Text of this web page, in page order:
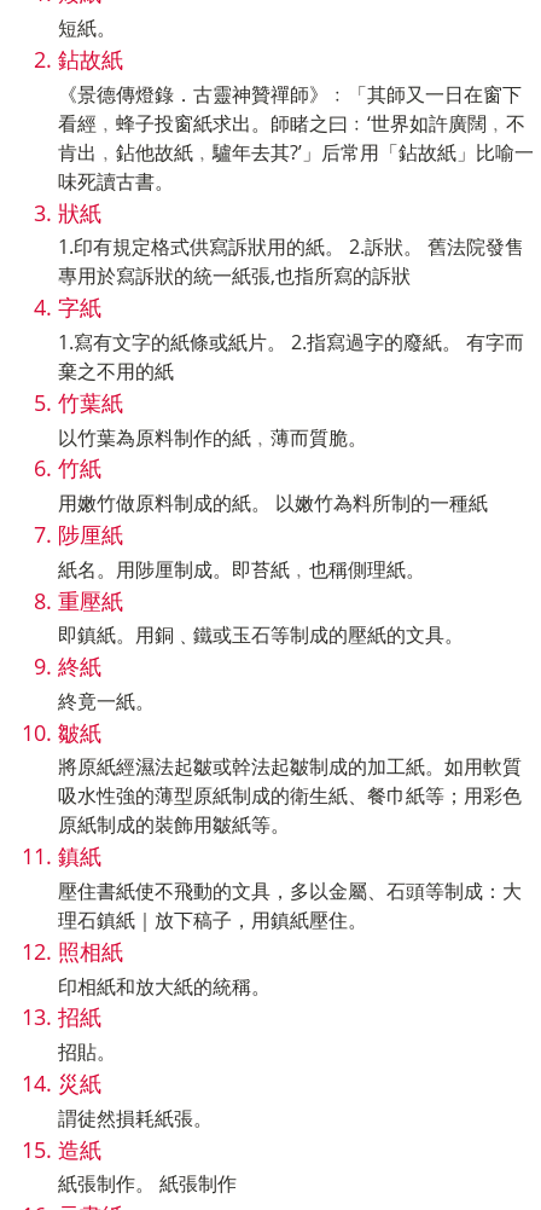
短紙。
鉆故紙
《景德傳燈錄．古靈神贊禪師》﹕「其師又一日在窗下
看經﹐蜂子投窗紙求出。師睹之曰﹕‘世界如許廣闊﹐不
肯出﹐鉆他故紙﹐驢年去其?’」后常用「鉆故紙」比喻一
味死讀古書。
狀紙
1.印有規定格式供寫訴狀用的紙。 2.訴狀。 舊法院發售
專用於寫訴狀的統一紙張,也指所寫的訴狀
字紙
1.寫有文字的紙條或紙片。 2.指寫過字的廢紙。 有字而
棄之不用的紙
竹葉紙
以竹葉為原料制作的紙﹐薄而質脆。
竹紙
用嫩竹做原料制成的紙。 以嫩竹為料所制的一種紙
陟厘紙
紙名。用陟厘制成。即苔紙﹐也稱側理紙。
重壓紙
即鎮紙。用銅﹑鐵或玉石等制成的壓紙的文具。
終紙
終竟一紙。
皺紙
將原紙經濕法起皺或幹法起皺制成的加工紙。如用軟質
吸水性強的薄型原紙制成的衛生紙、餐巾紙等；用彩色
原紙制成的裝飾用皺紙等。
鎮紙
壓住書紙使不飛動的文具，多以金屬、石頭等制成：大
理石鎮紙｜放下稿子，用鎮紙壓住。
照相紙
印相紙和放大紙的統稱。
招紙
招貼。
災紙
謂徒然損耗紙張。
造紙
紙張制作。 紙張制作